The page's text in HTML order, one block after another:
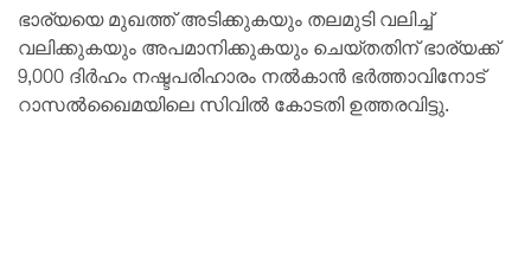
ഭാര്യയെ മുഖത്ത് അടിക്കുകയും തലമുടി വലിച്ച്
വലിക്കുകയും അപമാനിക്കുകയും ചെയ്തതിന് ഭാര്യക്ക്
9,000 ദിർഹം നഷ്ടപരിഹാരം നൽകാൻ ഭർത്താവിനോട്
റാസൽഖൈമയിലെ സിവിൽ കോടതി ഉത്തരവിട്ടു.